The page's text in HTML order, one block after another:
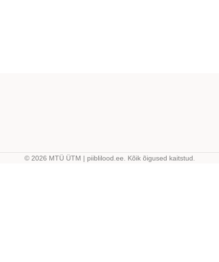
© 2026 MTÜ ÜTM | piiblilood.ee. Kõik õigused kaitstud.